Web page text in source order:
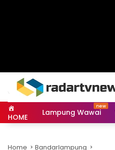
HOME Lampung Wawai
Home Bandarlampung